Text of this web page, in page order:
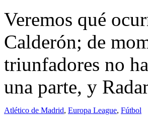
Veremos qué
Calderón; de
triunfadores no
una parte, y
Atlético de Madrid, Europa League, Fútbol